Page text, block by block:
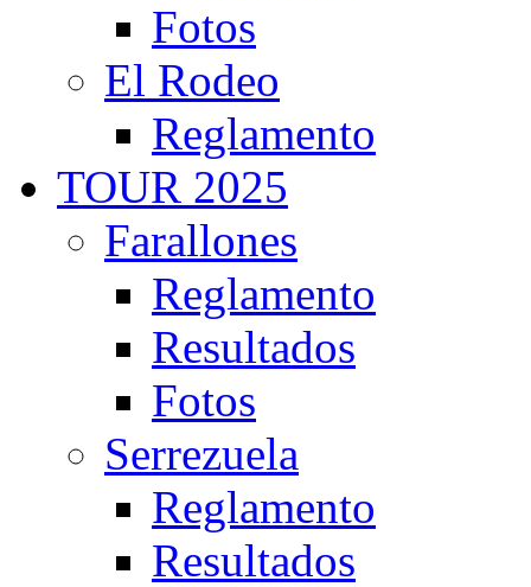
Fotos
El Rodeo
Reglamento
TOUR 2025
Farallones
Reglamento
Resultados
Fotos
Serrezuela
Reglamento
Resultados